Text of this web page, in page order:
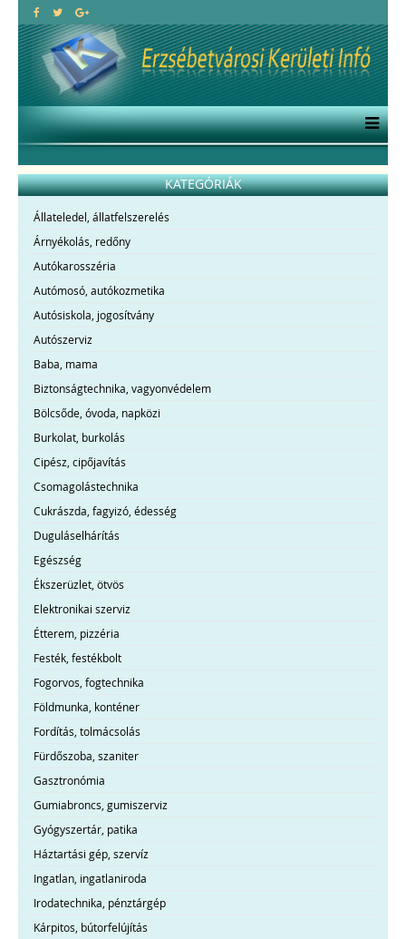
KATEGÓRIÁK
Állateledel, állatfelszerelés
Árnyékolás, redőny
Autókarosszéria
Autómosó, autókozmetika
Autósiskola, jogosítvány
Autószerviz
Baba, mama
Biztonságtechnika, vagyonvédelem
Bölcsőde, óvoda, napközi
Burkolat, burkolás
Cipész, cipőjavítás
Csomagolástechnika
Cukrászda, fagyizó, édesség
Duguláselhárítás
Egészség
Ékszerüzlet, ötvös
Elektronikai szerviz
Étterem, pizzéria
Festék, festékbolt
Fogorvos, fogtechnika
Földmunka, konténer
Fordítás, tolmácsolás
Fürdőszoba, szaniter
Gasztronómia
Gumiabroncs, gumiszerviz
Gyógyszertár, patika
Háztartási gép, szervíz
Ingatlan, ingatlaniroda
Irodatechnika, pénztárgép
Kárpitos, bútorfelújítás